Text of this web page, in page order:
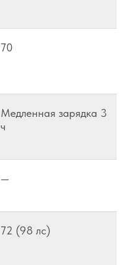
70
Медленная зарядка 3
ч
—
72 (98 лс)